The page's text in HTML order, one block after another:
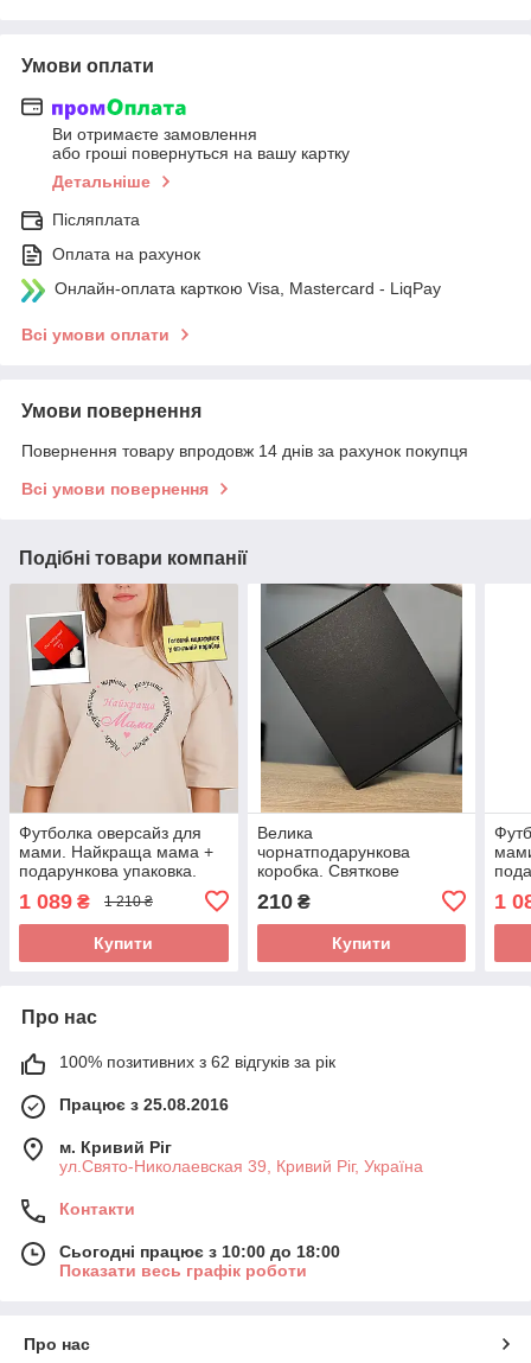
Умови оплати
Ви отримаєте замовлення
або гроші повернуться на вашу картку
Детальніше
Післяплата
Оплата на рахунок
Онлайн-оплата карткою Visa, Mastercard - LiqPay
Всі умови оплати
Умови повернення
Повернення товару впродовж 14 днів за рахунок покупця
Всі умови повернення
Подібні товари компанії
Футболка оверсайз для
мами. Найкраща мама +
подарункова упаковка.
Жіноча футболка преміум
якості.
1 089 ₴ 1 210 ₴
Купити
Велика
чорнатподарункова
коробка. Святкове
замовлення.
210₴
Купити
1
Про нас
100% позитивних з 62 відгуків за рік
Працює з 25.08.2016
м. Кривий Ріг
ул.Свято-Николаевская 39, Кривий Ріг, Україна
Контакти
Сьогодні працює з 10:00 до 18:00
Показати весь графік роботи
Про нас